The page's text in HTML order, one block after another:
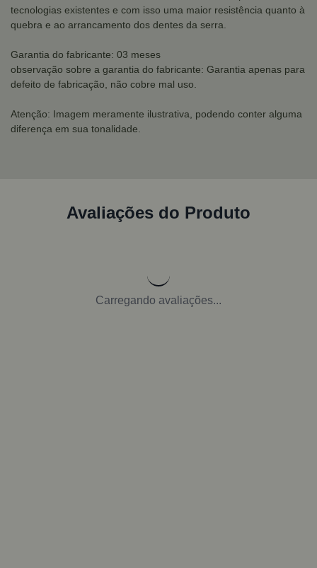
tecnologias existentes e com isso uma maior resistência quanto à
quebra e ao arrancamento dos dentes da serra.
Garantia do fabricante: 03 meses
observação sobre a garantia do fabricante: Garantia apenas para
defeito de fabricação, não cobre mal uso.
Atenção: Imagem meramente ilustrativa, podendo conter alguma
diferença em sua tonalidade.
Avaliações do Produto
Carregando avaliações...